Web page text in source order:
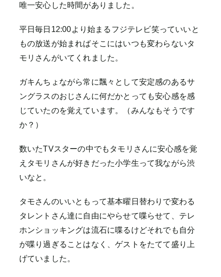
唯一安心した時間がありました。
平日毎日12:00より始まるフジテレビ笑っていいと
もの放送が始まればそこにはいつも変わらないタ
モリさんがいてくれました。
ガキんちょながら常に飄々として安定感のあるサ
ングラスのおじさんに何だかとっても安心感を感
じていたのを覚えています。（みんなもそうです
か？）
数いたTVスターの中でもタモリさんに安心感を覚
えタモリさんが好きだった小学生って我ながら渋
いなと。
タモさんのいいともって基本曜日替わりで変わる
タレントさん達に自由にやらせて喋らせて、テレ
ホンショッキングは流石に喋るけどそれでも自分
が喋り過ぎることはなく、ゲストをたてて盛り上
げていました。